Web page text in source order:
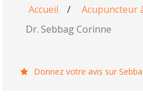
Accueil / Acupuncteur
Dr. Sebbag Corinne
Donnez votre avis sur